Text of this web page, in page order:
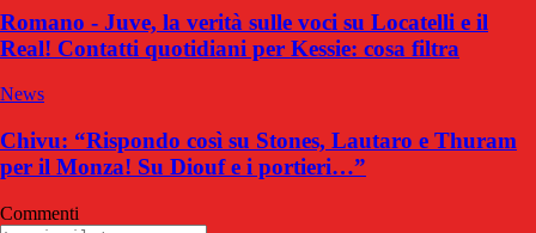
Romano - Juve, la verità sulle voci su Locatelli e il
Real! Contatti quotidiani per Kessie: cosa filtra
News
Chivu: “Rispondo così su Stones, Lautaro e Thuram
per il Monza! Su Diouf e i portieri…”
Commenti